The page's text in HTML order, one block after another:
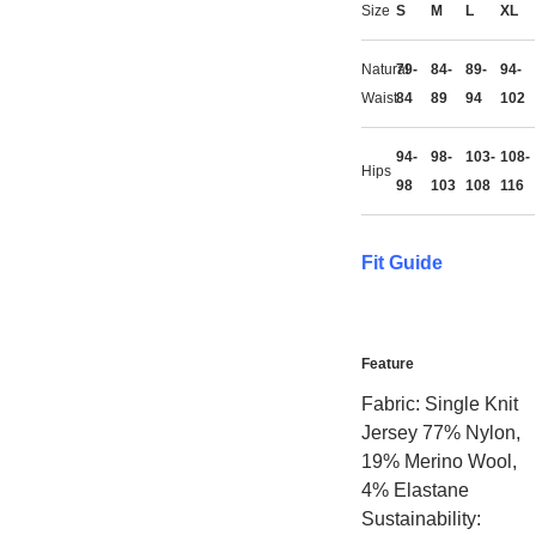
Size S M L XL
Natural
Waist
79-
84
84-
89
89-
94
94-
102
Hips
94-
98
98-
103
103-
108
108-
116
Fit Guide
Feature
Fabric: Single Knit
Jersey 77% Nylon,
19% Merino Wool,
4% Elastane
Sustainability: